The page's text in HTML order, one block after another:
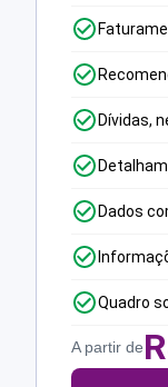
Dívidas,
Dados
Quadro
A partir de